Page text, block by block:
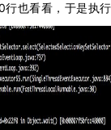
行也看看，于是执行